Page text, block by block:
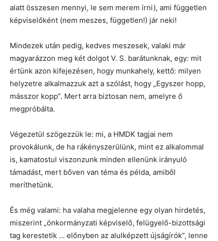
alatt összesen mennyi, le sem merem írni), ami független
képviselőként (nem meszes, független!) jár neki!
Mindezek után pedig, kedves meszesek, valaki már
magyarázzon meg két dolgot V. S. barátunknak, egy: mit
értünk azon kifejezésen, hogy munkahely, kettő: milyen
helyzetre alkalmazzuk azt a szólást, hogy „Egyszer hopp,
másszor kopp”. Mert arra biztosan nem, amelyre ő
megpróbálta.
Végezetül szögezzük le: mi, a HMDK tagjai nem
provokálunk, de ha rákényszerülünk, mint ez alkalommal
is, kamatostul viszonzunk minden ellenünk irányuló
támadást, mert bőven van téma és példa, amiből
meríthetünk.
És még valami: ha valaha megjelenne egy olyan hirdetés,
miszerint „önkormányzati képviselő, felügyelő-bizottsági
tag kerestetik … előnyben az alulképzett újságírók”, lenne